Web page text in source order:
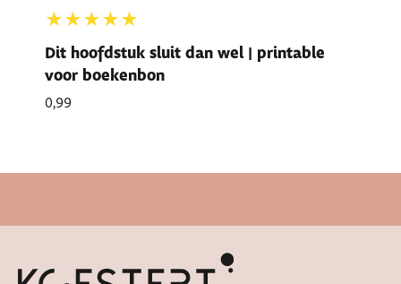
★★★★★
Dit hoofdstuk sluit dan wel | printable
voor boekenbon
0,99
Cadeautje bij bestelling